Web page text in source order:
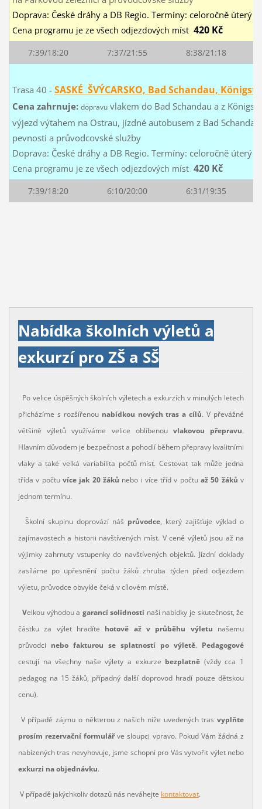
Doprava: České dráhy a DB Regio. Termíny: celoročně úterý
Cena programu je ze všech odjezdových míst 420 Kč
7:39/18:20 7:37/21:55 8:38/21:18
Trasa 40 - SASKÉ ŠVÝCARSKO, Bad Schandau,
Cena zahrnuje: dopravuvlakem do Bad Schandau a z
výjezd výtahem na Ostrau, jízdné autobusem z Bad
pevnosti a průvodcovské služby
Doprava: České dráhy a DB Regio. Termíny: celoročně úterý
Cena programu je ze všech odjezdových míst 420 Kč
7:39/18:20 6:10/20:00 6:31/19:35
Nabídka školních výletů a
exkurzí pro ZŠ a SŠ
Po velice úspěšných školních výletech a exkurzích v minulých letech
přicházíme s rozšířenou nabídkou nových tras a cílů. V převážné
většině výletů využíváme velice oblíbenou vlakovou přepravu.
Hlavním důvodem je bezpečnost a pohodlí během přepravy kvalitními
vlaky a také velká variabilita počtů míst. Cestovat tak může jedna
třída v počtu více jak 20 žáků nebo i více tříd v počtuaž 50 žákův
jednom termínu.
Školní skupinu doprovází náš průvodce, který zajišťuje výklad o
zajímavostech a historii navštívených míst. V ceně výletů jsou až na
výjimky zahrnuty vstupenky do navštívených objektů. Jízdní doklady
zasíláme po upřesnění počtu žáků zhruba týden před odjezdem
výletu, průvodce obvykle čeká v cílovém místě.
Velkou výhodou a garancí solidnosti naší nabídky je skutečnost, že
částku za výlet hradíte hotově až v průběhu výletu našemu
průvodci nebo fakturou se splatností po výletě. Pedagogové
cestují na všechny naše výlety a exkurze bezplatně (vždy cca 1
pedagog na 15 žáků, případný další doprovod hradí pouze dětskou
cenu).
V případě zájmu o některou z našich níže uvedených trasvyplňte
prosím rezervační formulářve sloupci vpravo. Pokud Vám žádná z
nabízených tras nevyhovuje, jsme schopni pro Vás vytvořit výlet nebo
exkurzi na objednávku.
V případě jakýchkoliv dotazů nás neváhejte kontaktovat.